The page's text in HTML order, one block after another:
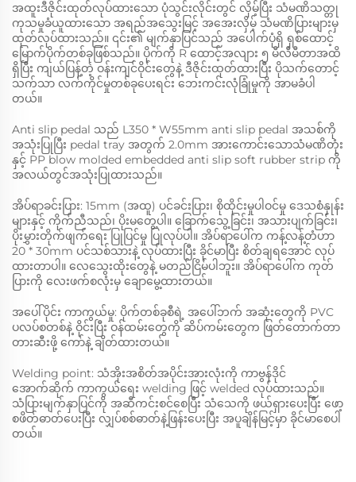
အထူးဒီဇိုင်းထုတ်လုပ်ထားသော ပုံသွင်းလိုင်းတွင် လှိမ့်ပြီး သံမဏိသတ္တု
ကုသမှုခံယူထားသော အရည်အသွေးမြင့် အအေးလှိမ့် သံမဏိပြားများမှ
ထုတ်လုပ်ထားသည်။ ၎င်း၏ မျက်နှာပြင်သည် အပေါက်ပုံရှိ ရှစ်ထောင့်
မြောက်ပိုက်တစ်ခုဖြစ်သည်။ ပိုက်ကို R ထောင့်အလျား ၅ မီလီမီတာအထိ
ရှိပြီး ကျယ်ပြန့်တဲ့ ဝန်းကျင်ဝိုင်းတွေနဲ့ ဒီဇိုင်းထုတ်ထားပြီး ပိုသက်တောင့်
သက်သာ လက်ကိုင်မှုတစ်ခုပေးရင်း ဘေးကင်းလုံခြုံမှုကို အာမခံပါ
တယ်။
Anti slip pedal သည် L350 * W55mm anti slip pedal အသစ်ကို
အသုံးပြုပြီး pedal tray အတွက် 2.0mm အားကောင်းသောသံမဏိတုံး
နှင့် PP blow molded embedded anti slip soft rubber strip ကို
အလယ်တွင်အသုံးပြုထားသည်။
အိပ်ရာခင်းပြား: 15mm (အထူ) ပင်ခင်းပြား၊ စိုထိုင်းမှုပါဝင်မှု ဒေသစံနှုန်း
များနှင့် ကိုက်ညီသည်၊ ပိုးမတွေ့ပါ။ ခြောက်သွေ့ခြင်း၊ အသားပျက်ခြင်း၊
ပိုးမွှားတိုက်ဖျက်ရေး ပြုပြင်မှု ပြုလုပ်ပါ။ အိပ်ရာပေါ်က ကန့်လန့်တံဟာ
20 * 30mm ပင်သစ်သားနဲ့ လုပ်ထားပြီး ခိုင်မာပြီး စိတ်ချရအောင် လုပ်
ထားတာပါ။ လေသွေးထိုးတွေနဲ့ မတည်ငြိမ်ပါဘူး။ အိပ်ရာပေါ်က ကုတ်
ပြားကို လေးဖက်စလုံးမှ ချောမွေ့ထားတယ်။
အပေါ်ပိုင်း ကာကွယ်မှု: ပိုက်တစ်ခုစီရဲ့ အပေါ်ဘက် အဆုံးတွေကို PVC
ပလပ်စတစ်နဲ့ ဝိုင်းပြီး ဝန်ထမ်းတွေကို ဆိပ်ကမ်းတွေက ဖြတ်တောက်တာ
တားဆီးဖို့ ကော်နဲ့ ချိတ်ထားတယ်။
Welding point: သံအိုးအစိတ်အပိုင်းအားလုံးကို ကာဗွန်ဒိုင်
အောက်ဆိုက် ကာကွယ်ရေး welding ဖြင့် welded လုပ်ထားသည်။
သံပြားမျက်နှာပြင်ကို အဆီကင်းစင်စေပြီး သံသေကို ဖယ်ရှားပေးပြီး ဖော့
စဖိတ်ဓာတ်ပေးပြီး လျှပ်စစ်ဓာတ်နဲ့ဖြန်းပေးပြီး အပူချိန်မြင့်မှာ ခိုင်မာစေပါ
တယ်။